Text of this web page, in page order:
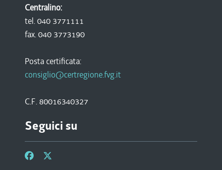
Centralino:
tel. 040 3771111
fax. 040 3773190
Posta certificata:
consiglio@certregione.fvg.it
C.F. 80016340327
Seguici su